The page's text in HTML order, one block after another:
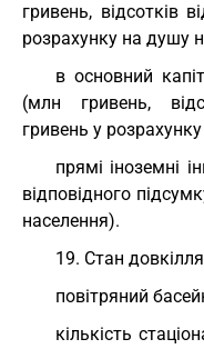
гривень, відсотків
розрахунку на душу
в основний
(млн гривень,
гривень у
прямі іноземні
відповідного
населення).
19. Стан
повітряний
кількість